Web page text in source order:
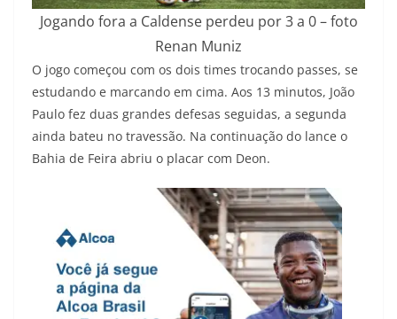
Jogando fora a Caldense perdeu por 3 a 0 – foto
Renan Muniz
O jogo começou com os dois times trocando passes, se
estudando e marcando em cima. Aos 13 minutos, João
Paulo fez duas grandes defesas seguidas, a segunda
ainda bateu no travessão. Na continuação do lance o
Bahia de Feira abriu o placar com Deon.